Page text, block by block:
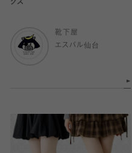
クス
靴下屋
エスパル仙台